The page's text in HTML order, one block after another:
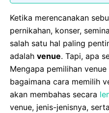
Ketika merencanakan
pernikahan, konser,
salah satu hal paling
adalah venue. Tapi, apa
Mengapa pemilihan
bagaimana cara memilih
akan membahas secara
venue, jenis-jenisnya,